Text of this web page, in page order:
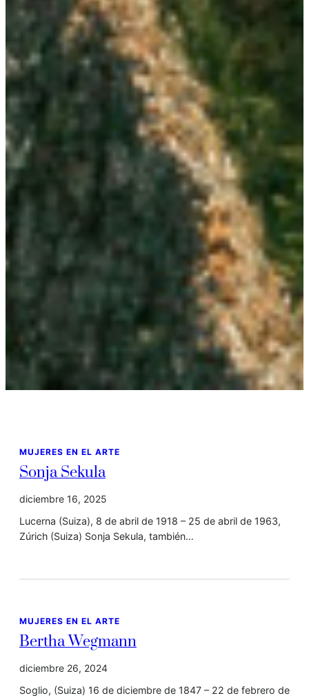
MUJERES EN EL ARTE
Sonja Sekula
diciembre 16, 2025
Lucerna (Suiza), 8 de abril de 1918 – 25 de abril de 1963,
Zúrich (Suiza) Sonja Sekula, también…
MUJERES EN EL ARTE
Bertha Wegmann
diciembre 26, 2024
Soglio, (Suiza) 16 de diciembre de 1847 – 22 de febrero de